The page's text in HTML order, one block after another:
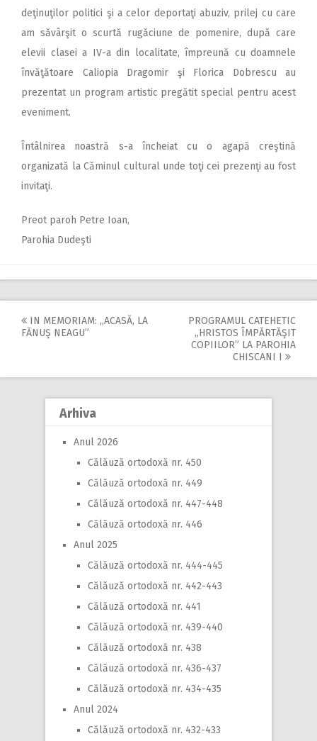
deţinuţilor politici şi a celor deportaţi abuziv, prilej cu care
am săvârşit o scurtă rugăciune de pomenire, după care
elevii clasei a IV-a din localitate, împreună cu doamnele
învăţătoare Caliopia Dragomir şi Florica Dobrescu au
prezentat un program artistic pregătit special pentru acest
eveniment.
Întâlnirea noastră s-a încheiat cu o agapă creştină
organizată la Căminul cultural unde toţi cei prezenţi au fost
invitaţi.
Preot paroh Petre Ioan,
Parohia Dudeşti
Post
IN MEMORIAM: ,,ACASĂ, LA
FĂNUŞ NEAGU”
PROGRAMUL CATEHETIC
,,HRISTOS ÎMPĂRTĂŞIT
COPIILOR” LA PAROHIA
CHISCANI I
Arhiva
Anul 2026
Călăuză ortodoxă nr. 450
Călăuză ortodoxă nr. 449
Călăuză ortodoxă nr. 447-448
Călăuză ortodoxă nr. 446
Anul 2025
Călăuză ortodoxă nr. 444-445
Călăuză ortodoxă nr. 442-443
Călăuză ortodoxă nr. 441
Călăuză ortodoxă nr. 439-440
Călăuză ortodoxă nr. 438
Călăuză ortodoxă nr. 436-437
Călăuză ortodoxă nr. 434-435
Anul 2024
Călăuză ortodoxă nr. 432-433